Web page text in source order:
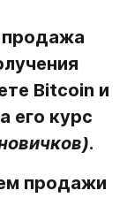
продажа
Bitcoin и
его курс
.
продажи